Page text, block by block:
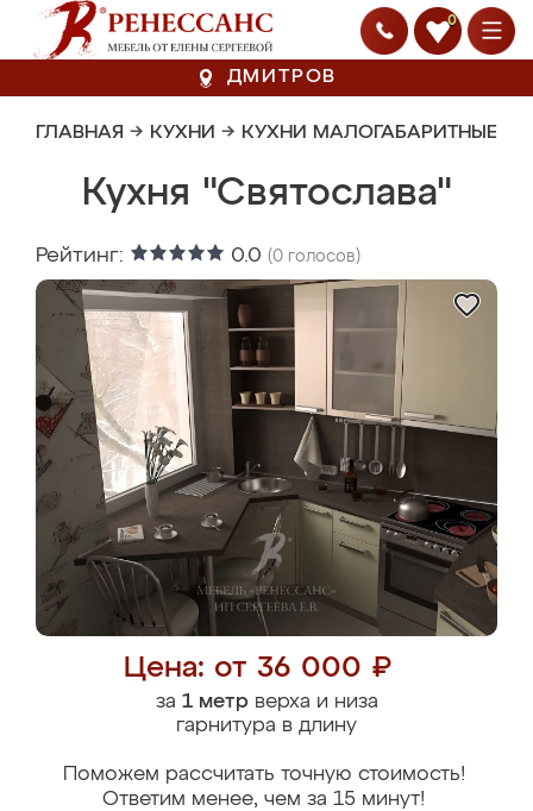
0
ДМИТРОВ
ГЛАВНАЯ → КУХНИ → КУХНИ МАЛОГАБАРИТНЫЕ
Кухня "Святослава"
Рейтинг: 0.0 (0 голосов)
Цена: от 36 000 ₽
за 1 метрверха и низа
гарнитура в длину
Поможем рассчитать точную стоимость!
Ответим менее, чем за 15 минут!